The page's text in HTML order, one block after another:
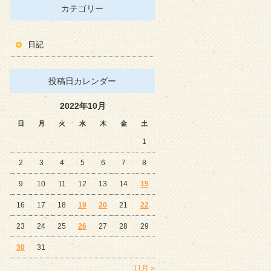
カテゴリー
日記
投稿日カレンダー
2022年10月
日 月 火 水 木 金 土
11月 »
1
2 3 4 5 6 7 8
9 10 11 12 13 14 15
16 17 18 19 20 21 22
23 24 25 26 27 28 29
30 31